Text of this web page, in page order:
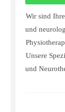
Wir sind
und
Unsere
und